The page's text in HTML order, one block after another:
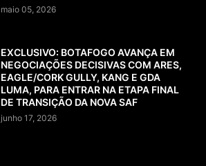
maio 05, 2026
EXCLUSIVO: BOTAFOGO AVANÇA EM
NEGOCIAÇÕES DECISIVAS COM ARES,
EAGLE/CORK GULLY, KANG E GDA
LUMA, PARA ENTRAR NA ETAPA FINAL
DE TRANSIÇÃO DA NOVA SAF
junho 17, 2026